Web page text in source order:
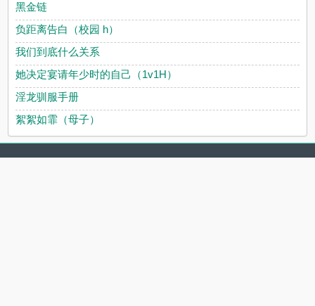
黑金链
负距离告白（校园 h）
我们到底什么关系
她决定宴请年少时的自己（1v1H）
淫龙驯服手册
絮絮如霏（母子）